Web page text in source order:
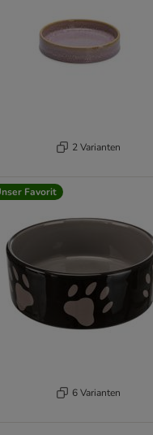
2 Varianten
Favorit
6 Varianten